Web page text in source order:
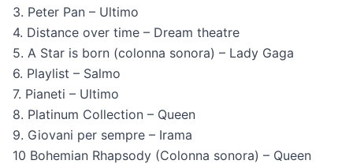
3. Peter Pan – Ultimo
4. Distance over time – Dream theatre
5. A Star is born (colonna sonora) – Lady Gaga
6. Playlist – Salmo
7. Pianeti – Ultimo
8. Platinum Collection – Queen
9. Giovani per sempre – Irama
10 Bohemian Rhapsody (Colonna sonora) – Queen